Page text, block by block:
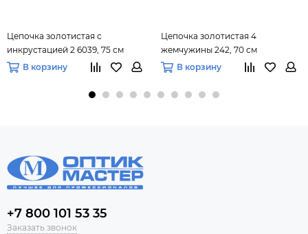
Цепочка золотистая с
инкрустацией 2 6039, 75 см
В корзину
Цепочка золотистая 4
жемчужины 242, 70 см
В корзину
+7 800 101 53 35
Заказать звонок